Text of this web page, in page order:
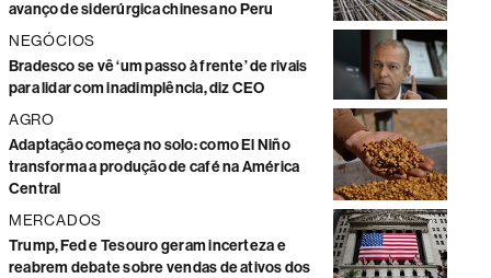
avanço de siderúrgica chinesa no Peru
NEGÓCIOS
Bradesco se vê ‘um passo à frente’ de rivais
para lidar com inadimplência, diz CEO
AGRO
Adaptação começa no solo: como El Niño
transforma a produção de café na América
Central
MERCADOS
Trump, Fed e Tesouro geram incerteza e
reabrem debate sobre vendas de ativos dos